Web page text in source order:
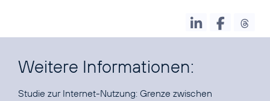
Weitere Informationen:
Studie zur Internet-Nutzung: Grenze zwischen